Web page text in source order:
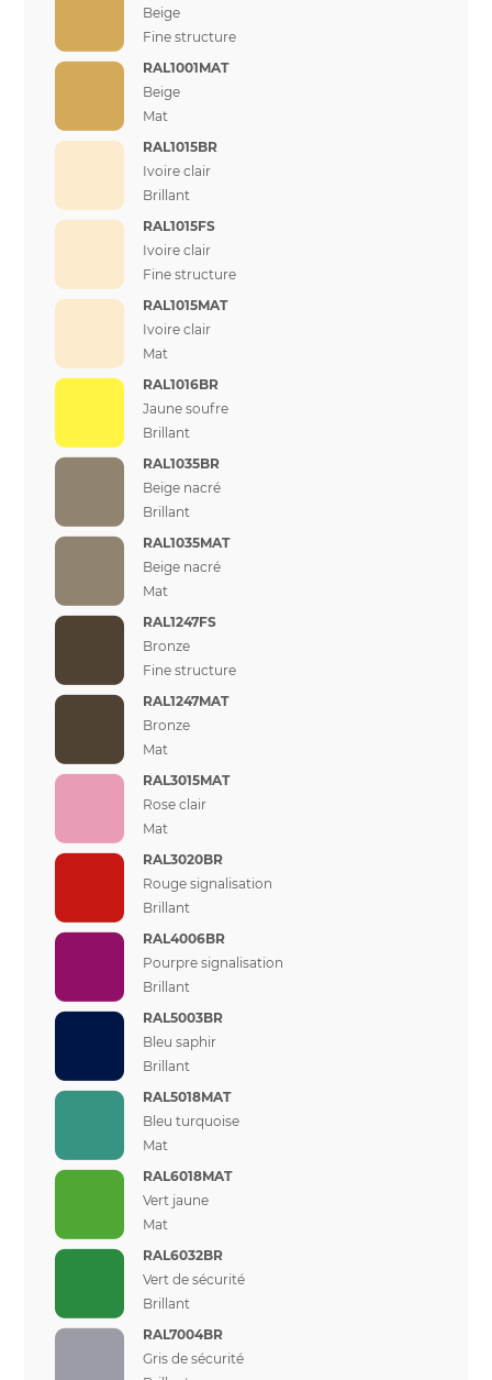
Beige
Fine structure
RAL1001MAT
Beige
Mat
RAL1015BR
Ivoire clair
Brillant
RAL1015FS
Ivoire clair
Fine structure
RAL1015MAT
Ivoire clair
Mat
RAL1016BR
Jaune soufre
Brillant
RAL1035BR
Beige nacré
Brillant
RAL1035MAT
Beige nacré
Mat
RAL1247FS
Bronze
Fine structure
RAL1247MAT
Bronze
Mat
RAL3015MAT
Rose clair
Mat
RAL3020BR
Rouge signalisation
Brillant
RAL4006BR
Pourpre signalisation
Brillant
RAL5003BR
Bleu saphir
Brillant
RAL5018MAT
Bleu turquoise
Mat
RAL6018MAT
Vert jaune
Mat
RAL6032BR
Vert de sécurité
Brillant
RAL7004BR
Gris de sécurité